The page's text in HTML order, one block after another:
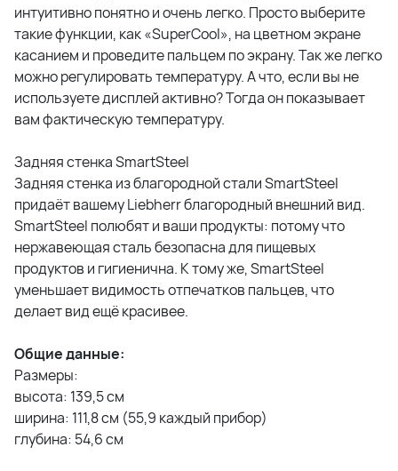
интуитивно понятно и очень легко. Просто выберите
такие функции, как «SuperCool», на цветном экране
касанием и проведите пальцем по экрану. Так же легко
можно регулировать температуру. А что, если вы не
используете дисплей активно? Тогда он показывает
вам фактическую температуру.
Задняя стенка SmartSteel
Задняя стенка из благородной стали SmartSteel
придаёт вашему Liebherr благородный внешний вид.
SmartSteel полюбят и ваши продукты: потому что
нержавеющая сталь безопасна для пищевых
продуктов и гигиенична. К тому же, SmartSteel
уменьшает видимость отпечатков пальцев, что
делает вид ещё красивее.
Общие данные:
Размеры:
высота: 139,5 см
ширина: 111,8 см (55,9 каждый прибор)
глубина: 54,6 см